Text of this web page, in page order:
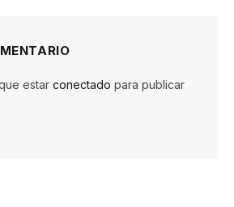
estar conectado para publicar